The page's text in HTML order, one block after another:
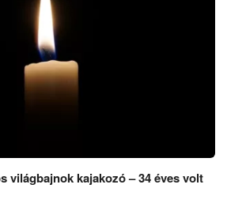
világbajnok kajakozó – 34 éves volt